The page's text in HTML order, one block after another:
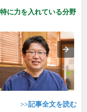
に力を入れている分野
>>記事全文を読む